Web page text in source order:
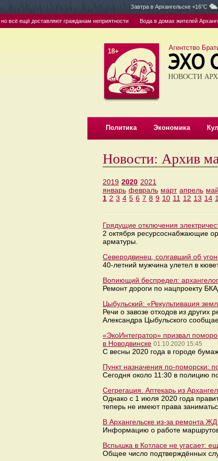
Завтра в Архангельске +16°C
ещё доставляют гражданам неприятности Вода в домах жителей
18+ Агентство
НОВОСТИ
Политика Экономика
Новости: Архив
2019 2020 2021
январь февраль март апрель май
1 2 3 4 5 6 7 8 9 10 11 12 13 14
Грядущие отключения
2 октября ресурсоснабжающие
арматуры.
Северодвинец, солгавший об
40-летний мужчина улетел в
Вопиющий беспредел:
Ремонт дороги по нацпроекту
Цыбульский: «Рекультивация
Речи о завозе отходов из
Александра Цыбульского
«ЭкоИнтегратор» призвал
в Новодвинске 01.10.2020 15:45
С весны 2020 года в городе
Пункт назначения по-поморски:
Сегодня около 11:30 в полицию
Сегрегация. Аптекарь из
Однако с 1 июля 2020 года
теперь не имеют права
В Архангельске из-за ремонта
Информацию о работе маршрутов
Вспышка в Котласе не угасает:
Общее число подтверждённых